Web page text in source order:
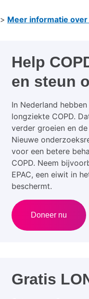
> Meer informatie over
Help
en steun
In Nederland
longziekte COPD.
verder groeien en
Nieuwe
voor een betere
COPD. Neem
EPAC, een eiwit in
beschermt.
Doneer nu
Gratis